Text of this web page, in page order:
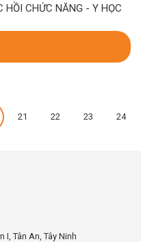
HỒI CHỨC NĂNG - Y HỌC
21 22 23 24
I, Tân An, Tây Ninh